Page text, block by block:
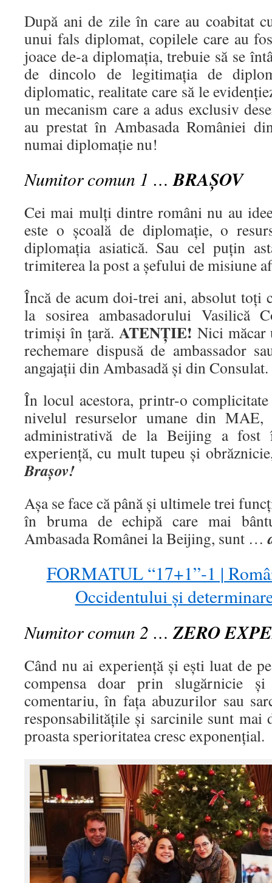
După ani de zile în care au coabitat
unui fals diplomat, copilele care au
joace de-a diplomația, trebuie să se
de dincolo de legitimația de
diplomatic, realitate care să le
un mecanism care a adus exclusiv
au prestat în Ambasada României
numai diplomație nu!
Numitor comun 1 …BRAȘOV
Cei mai mulți dintre români nu au
este o școală de diplomație, o
diplomația asiatică. Sau cel puțin
trimiterea la post a șefului de misiune
Încă de acum doi-trei ani, absolut toți
la sosirea ambasadorului Vasilică
trimiși în țară. ATENȚIE! Nici
rechemare dispusă de ambassador
angajații din Ambasadă și din Consulat.
În locul acestora, printr-o
nivelul resurselor umane din MAE,
administrativă de la Beijing a fost
experiență, cu mult tupeu și
Brașov!
Așa se face că până și ultimele trei
în bruma de echipă care mai
Ambasada Românei la Beijing, sunt …
FORMATUL “17+1”-1 |
Occidentului și
Numitor comun 2 …ZERO
Când nu ai experiență și ești luat de
compensa doar prin slugărnicie
comentariu, în fața abuzurilor sau
responsabilitățile și sarcinile sunt
proasta sperioritatea cresc exponențial.